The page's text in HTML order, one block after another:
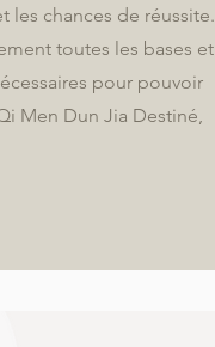
les chances de réussite.
toutes les bases et
pour pouvoir
Men Dun Jia Destiné,